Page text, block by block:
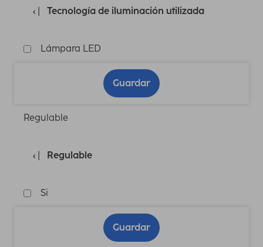
Tecnología de iluminación utilizada
Lámpara LED
Guardar
Regulable
Regulable
Si
Guardar